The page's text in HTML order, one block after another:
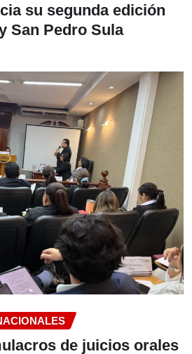
su segunda edición
San Pedro Sula
de juicios orales